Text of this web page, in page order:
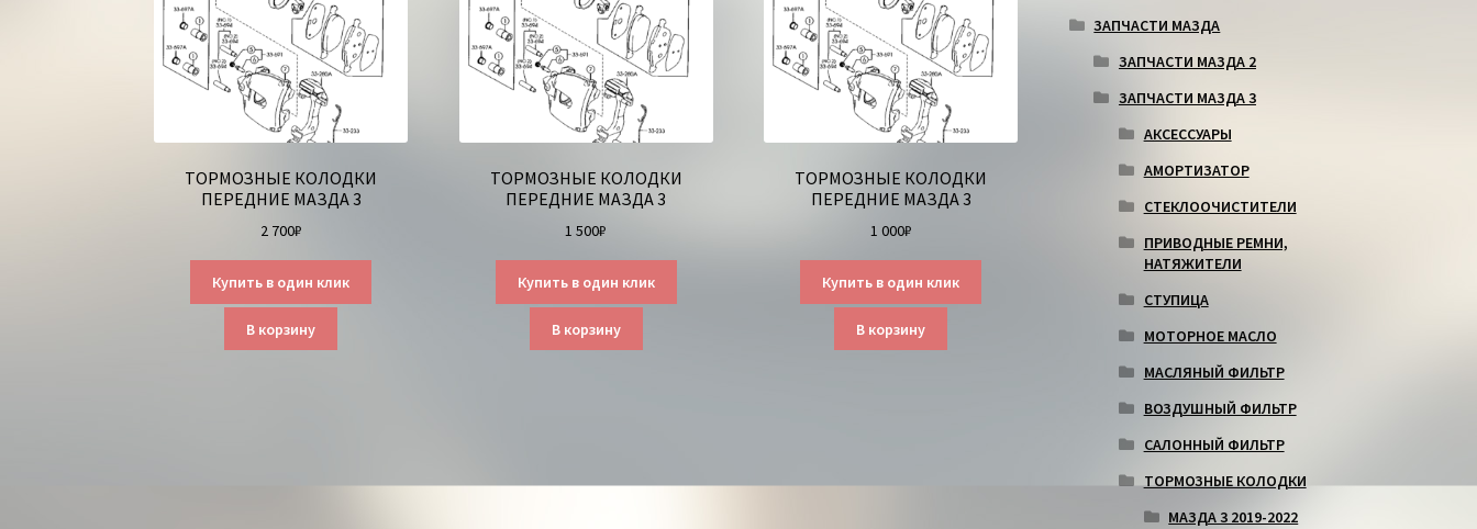
ТОРМОЗНЫЕ КОЛОДКИ
ПЕРЕДНИЕ МАЗДА 3
2 700₽
Купить в один клик
В корзину
ТОРМОЗНЫЕ КОЛОДКИ
ПЕРЕДНИЕ МАЗДА 3
1 500₽
Купить в один клик
В корзину
ТОРМОЗНЫЕ КОЛОДКИ
ПЕРЕДНИЕ МАЗДА 3
1 000₽
Купить в один клик
В корзину
ЗАПЧАСТИ МАЗДА
ЗАПЧАСТИ МАЗДА 2
ЗАПЧАСТИ МАЗДА 3
АКСЕССУАРЫ
АМОРТИЗАТОР
СТЕКЛООЧИСТИТЕЛИ
ПРИВОДНЫЕ РЕМНИ,
НАТЯЖИТЕЛИ
СТУПИЦА
МОТОРНОЕ МАСЛО
МАСЛЯНЫЙ ФИЛЬТР
ВОЗДУШНЫЙ ФИЛЬТР
САЛОННЫЙ ФИЛЬТР
ТОРМОЗНЫЕ КОЛОДКИ
МАЗДА 3 2019-2022